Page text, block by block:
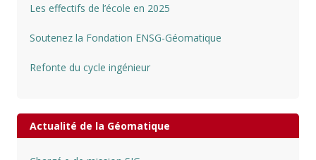
Les effectifs de l’école en 2025
Soutenez la Fondation ENSG-Géomatique
Refonte du cycle ingénieur
Actualité de la Géomatique